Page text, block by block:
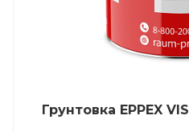
Грунтовка EPPEX VIS